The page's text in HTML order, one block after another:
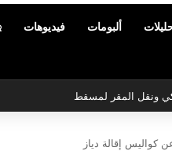
ألبومات فيديوهات
ونقل المقر لمسقط
كواليس إقالة دياز